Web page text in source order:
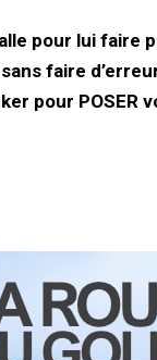
pour lui
faire
pour POSER